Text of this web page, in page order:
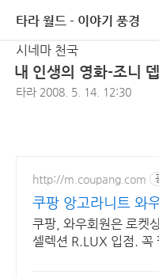
타라 월드 - 이야기 풍경
시네마 천국
내 인생의 영화-조니
타라 2008. 5. 14. 12:30
http://m.coupang.com
쿠팡 앙고라니트 와
쿠팡, 와우회원은 로켓
셀렉션 R.LUX 입점. 꼭